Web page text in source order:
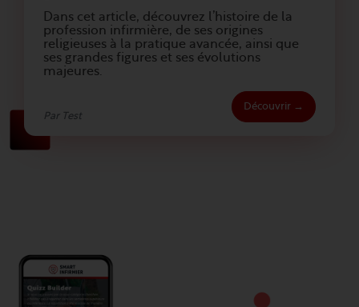
Dans cet article, découvrez l’histoire de la
profession infirmière, de ses origines
religieuses à la pratique avancée, ainsi que
ses grandes figures et ses évolutions
majeures.
Par Test
Découvrir →